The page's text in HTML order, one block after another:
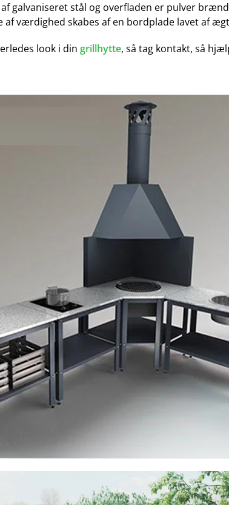
galvaniseret stål og overfladen er pulver
af værdighed skabes af en bordplade lavet af
look i dingrillhytte, så tag kontakt, så